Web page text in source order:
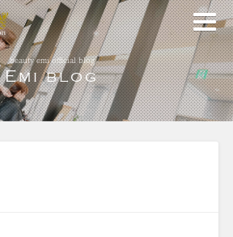
beauty emi official blog
Emi blog